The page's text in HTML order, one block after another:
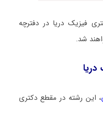
فیزیک درﻳﺎ در دفترچه
شد.
، این رشته در مقطع دکتری